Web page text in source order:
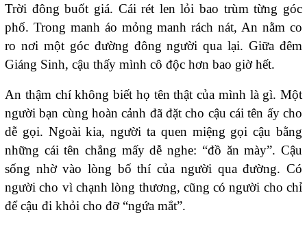
Trời đông buốt giá. Cái rét len lỏi bao trùm từng góc
phố. Trong manh áo mỏng manh rách nát, An nằm co
ro nơi một góc đường đông người qua lại. Giữa đêm
Giáng Sinh, cậu thấy mình cô độc hơn bao giờ hết.
An thậm chí không biết họ tên thật của mình là gì. Một
người bạn cùng hoàn cảnh đã đặt cho cậu cái tên ấy cho
dễ gọi. Ngoài kia, người ta quen miệng gọi cậu bằng
những cái tên chẳng mấy dễ nghe: “đồ ăn mày”. Cậu
sống nhờ vào lòng bố thí của người qua đường. Có
người cho vì chạnh lòng thương, cũng có người cho chỉ
để cậu đi khỏi cho đỡ “ngứa mắt”.